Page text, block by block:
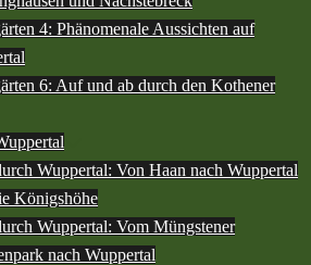
4: Phänomenale Aussichten auf
6: Auf und ab durch den Kothener
Wuppertal: Von Haan nach Wuppertal
Königshöhe
Wuppertal: Vom Müngstener
nach Wuppertal